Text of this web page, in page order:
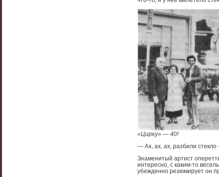
«Цирку» — 40!
— Ах, ах, ах, разбили
Знаменитый артист
интересно, с каким-то
убежденно резюмирует он